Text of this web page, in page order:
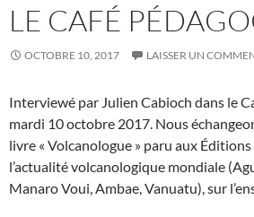
LE CAFÉ
OCTOBRE 10, 2017 LAISSER UN
Interviewé par Julien Cabioch dans le
mardi 10 octobre 2017. Nous
livre « Volcanologue » paru aux
l’actualité volcanologique mondiale
Manaro Voui, Ambae, Vanuatu), sur